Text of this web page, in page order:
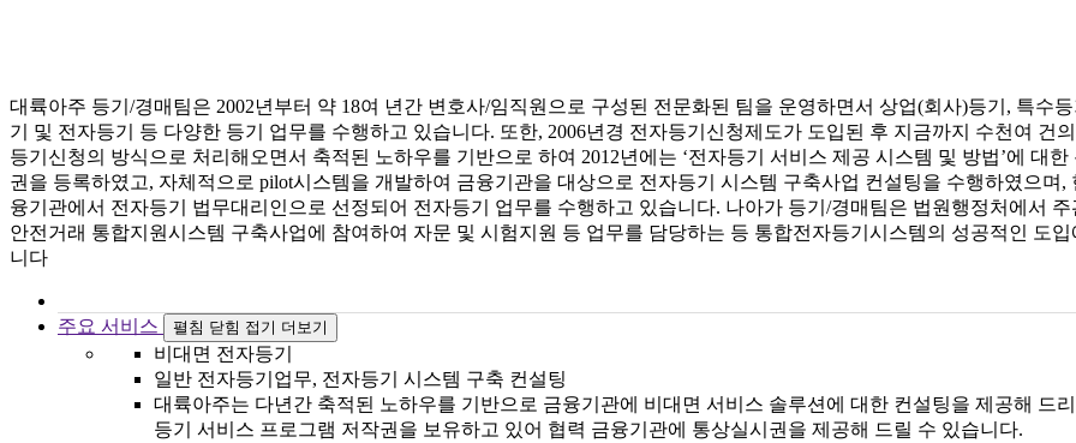
대륙아주 등기/경매팀은 2002년부터 약 18여 년간 변호사/임직원으로 구성된 전문화된 팀을 운영하면서 상업(회사)등기, 특수
기 및 전자등기 등 다양한 등기 업무를 수행하고 있습니다. 또한, 2006년경 전자등기신청제도가 도입된 후 지금까지 수천여 건
등기신청의 방식으로 처리해오면서 축적된 노하우를 기반으로 하여 2012년에는 ‘전자등기 서비스 제공 시스템 및 방법’에 대한
권을 등록하였고, 자체적으로 pilot시스템을 개발하여 금융기관을 대상으로 전자등기 시스템 구축사업 컨설팅을 수행하였으며,
융기관에서 전자등기 법무대리인으로 선정되어 전자등기 업무를 수행하고 있습니다. 나아가 등기/경매팀은 법원행정처에서
안전거래 통합지원시스템 구축사업에 참여하여 자문 및 시험지원 등 업무를 담당하는 등 통합전자등기시스템의 성공적인 도
니다
주요 서비스 펼침 닫힘 접기 더보기
비대면 전자등기
일반 전자등기업무, 전자등기 시스템 구축 컨설팅
대륙아주는 다년간 축적된 노하우를 기반으로 금융기관에 비대면 서비스 솔루션에 대한 컨설팅을 제공해 드
등기 서비스 프로그램 저작권을 보유하고 있어 협력 금융기관에 통상실시권을 제공해 드릴 수 있습니다.